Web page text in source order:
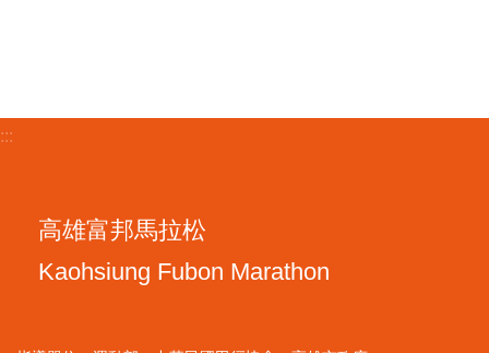
:::
高雄富邦馬拉松
Kaohsiung Fubon Marathon